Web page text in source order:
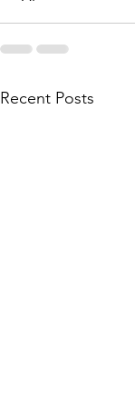
Recent Posts